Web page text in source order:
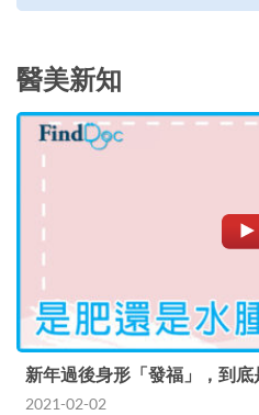
醫美新知
新年過後身形「發福」，到底
2021-02-02